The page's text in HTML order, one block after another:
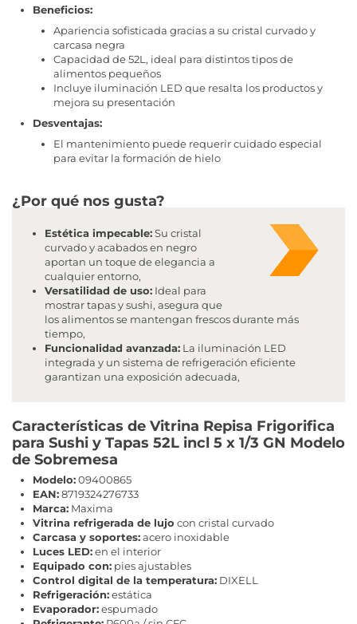
Beneficios:
Apariencia sofisticada gracias a su cristal curvado y
carcasa negra
Capacidad de 52L, ideal para distintos tipos de
alimentos pequeños
Incluye iluminación LED que resalta los productos y
mejora su presentación
Desventajas:
El mantenimiento puede requerir cuidado especial
para evitar la formación de hielo
¿Por qué nos gusta?
Estética impecable:Su cristal
curvado y acabados en negro
aportan un toque de elegancia a
cualquier entorno,
Versatilidad de uso: Ideal para
mostrar tapas y sushi, asegura que
los alimentos se mantengan frescos durante más
tiempo,
Funcionalidad avanzada: La iluminación LED
integrada y un sistema de refrigeración eficiente
garantizan una exposición adecuada,
Características de Vitrina Repisa Frigorifica
para Sushi y Tapas 52L incl 5 x 1/3 GN Modelo
de Sobremesa
Modelo:09400865
EAN:8719324276733
Marca: Maxima
Vitrina refrigerada de lujo con cristal curvado
Carcasa y soportes:acero inoxidable
Luces LED:en el interior
Equipado con: pies ajustables
Control digital de la temperatura: DIXELL
Refrigeración:estática
Evaporador:espumado